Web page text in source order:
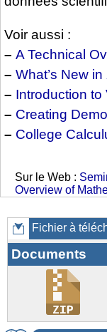
Voir aussi :
– A Technical
– What’s New in
– Introduction to
– Creating
– College
Sur le Web :
Overview of
Fichier à
Documents